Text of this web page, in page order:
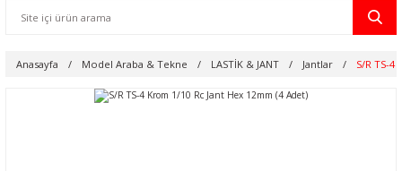
Anasayfa Model Araba & Tekne LASTİK & JANT Jantlar S/R TS-4